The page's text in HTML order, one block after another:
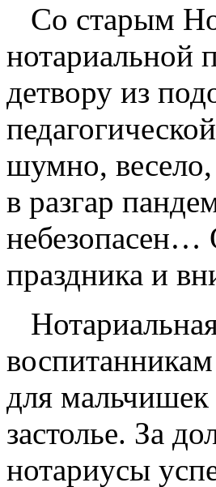
Со старым
нотариальной
детвору из
шумно,
в разгар
небезопасен…
праздника и
для мальчишек
застолье. За
нотариусы